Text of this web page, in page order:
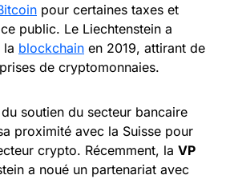
pour certaines taxes et
public. Le Liechtenstein a
la blockchain en 2019, attirant de
de cryptomonnaies.
soutien du secteur bancaire
proximité avec la Suisse pour
crypto. Récemment, la VP
a noué un partenariat avec